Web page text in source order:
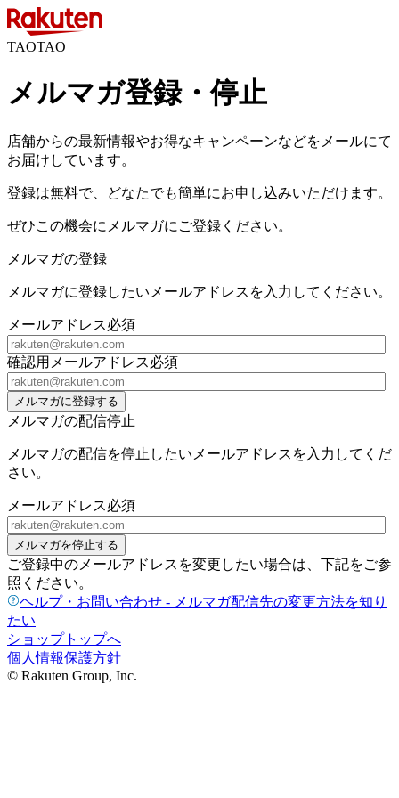
TAOTAO
メルマガ登録・停止
店舗からの最新情報やお得なキャンペーンなどをメールにて
お届けしています。
登録は無料で、どなたでも簡単にお申し込みいただけます。
ぜひこの機会にメルマガにご登録ください。
メルマガの登録
メルマガに登録したいメールアドレスを入力してください。
メールアドレス必須
確認用メールアドレス必須
メルマガに登録する
メルマガの配信停止
メルマガの配信を停止したいメールアドレスを入力してくだ
さい。
メールアドレス必須
メルマガを停止する
ご登録中のメールアドレスを変更したい場合は、下記をご参
照ください。
ヘルプ・お問い合わせ - メルマガ配信先の変更方法を知り
たい
ショップトップへ
個人情報保護方針
© Rakuten Group, Inc.